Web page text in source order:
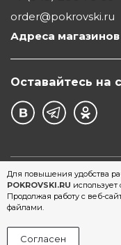
Для повышения удобства
POKROVSKI.RU использует
Продолжая работу с веб-
файлами.
Согласен
order@pokrovski.ru
Адреса магазинов
Оставайтесь на
©1997 - 2026
магазинов